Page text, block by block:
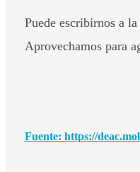
Puede escribirnos a
Aprovechamos para
Fuente: https://